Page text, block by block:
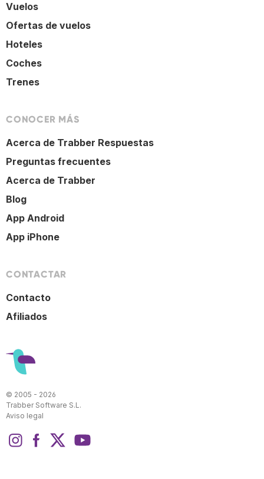
Vuelos
Ofertas de vuelos
Hoteles
Coches
Trenes
CONOCER MÁS
Acerca de Trabber Respuestas
Preguntas frecuentes
Acerca de Trabber
Blog
App Android
App iPhone
CONTACTAR
Contacto
Afiliados
© 2005 - 2026
Trabber Software S.L.
Aviso legal